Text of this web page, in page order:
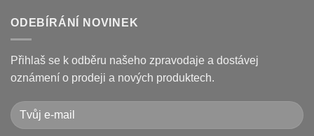
opravit
displeje
Xiaomi
Pro
a
jak
je
textu
s
vyměnit
pneumatiku
na
elektrokoloběžce
(8.5″
vs
10″,
duše
ODEBÍRÁNÍ NOVINEK
Přihlaš se k odběru našeho zpravodaje a dostávej
oznámení o prodeji a nových produktech.